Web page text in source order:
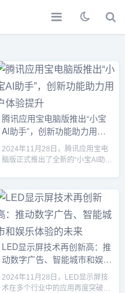
腾讯应用宝电脑版推出“小宝
AI助手”，创新功能助力用户
体验提升
2024年11月28日，腾讯应用宝电
脑版正式推出了全新的“小宝AI助
验，还通过集成人工智能技术，让
用户能够享受更加个性化、自动化
的操作服务。此次发布的“小宝AI助
手”预计将在应用宝的生态系统中产
生广泛影响，提升应用下载、更
新、管理等各个环节的效率和便捷
度。小宝AI助手亮相：智能管理的
核心新功能，“小宝AI助...
LED显示屏技术再创新高：推
动数字广告、智能城市和娱乐
体验的未来
2024年11月28日，LED显示屏技
术在多个行业中的应用再度突破，